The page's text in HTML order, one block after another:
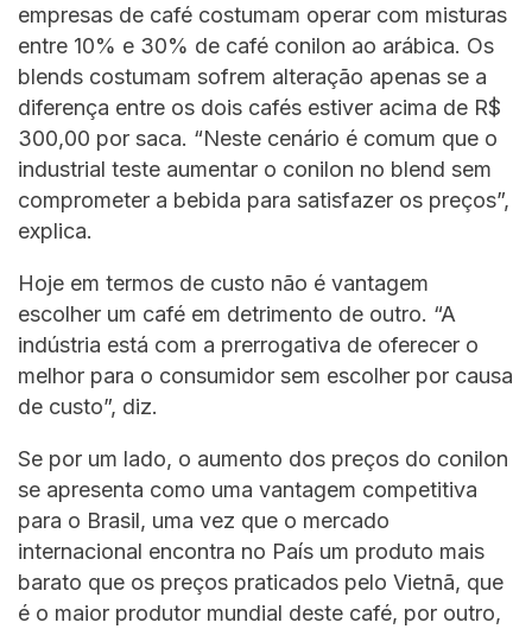
empresas de café costumam operar com misturas
entre 10% e 30% de café conilon ao arábica. Os
blends costumam sofrem alteração apenas se a
diferença entre os dois cafés estiver acima de R$
300,00 por saca. “Neste cenário é comum que o
industrial teste aumentar o conilon no blend sem
comprometer a bebida para satisfazer os preços”,
explica.
Hoje em termos de custo não é vantagem
escolher um café em detrimento de outro. “A
indústria está com a prerrogativa de oferecer o
melhor para o consumidor sem escolher por causa
de custo”, diz.
Se por um lado, o aumento dos preços do conilon
se apresenta como uma vantagem competitiva
para o Brasil, uma vez que o mercado
internacional encontra no País um produto mais
barato que os preços praticados pelo Vietnã, que
é o maior produtor mundial deste café, por outro,